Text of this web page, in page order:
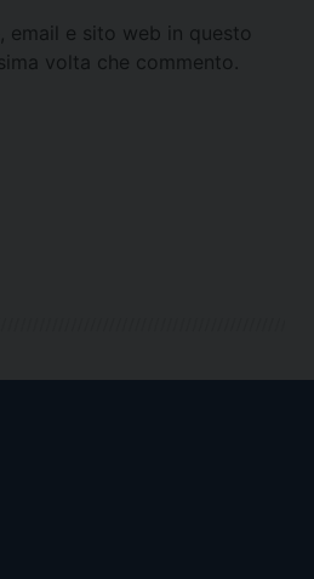
email e sito web in questo
volta che commento.